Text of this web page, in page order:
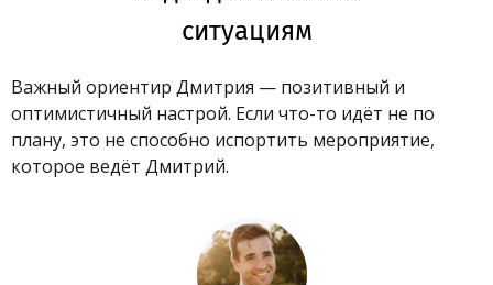
ситуациям
Важный ориентир Дмитрия — позитивный и
оптимистичный настрой. Если что-то идёт не по
плану, это не способно испортить мероприятие,
которое ведёт Дмитрий.